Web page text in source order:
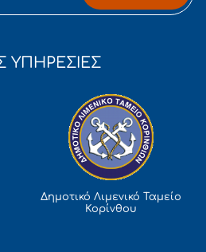
ΥΠΗΡΕΣΙΕΣ
Δημοτικό Λιμενικό Ταμείο
Κορίνθου